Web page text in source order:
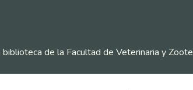
de la Facultad de Veterinaria y